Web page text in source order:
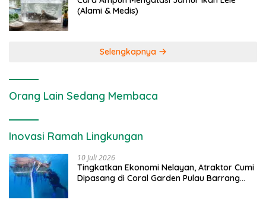
(Alami & Medis)
Selengkapnya
Orang Lain Sedang Membaca
Inovasi Ramah Lingkungan
10 Juli 2026
Tingkatkan Ekonomi Nelayan, Atraktor Cumi
Dipasang di Coral Garden Pulau Barrang